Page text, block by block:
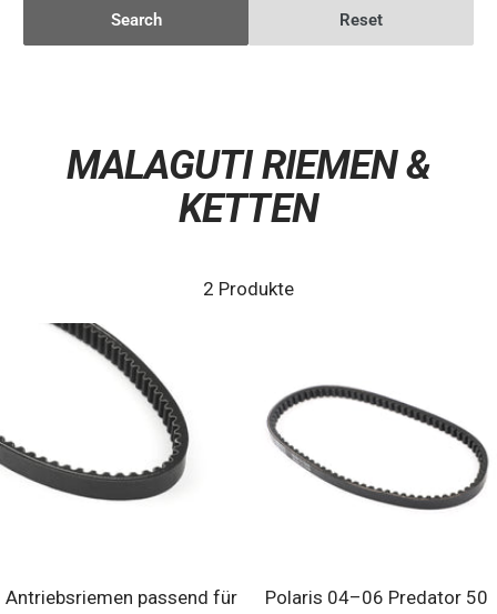
Search Reset
MALAGUTI RIEMEN &
KETTEN
2 Produkte
Antriebsriemen passend für
Polaris 04–06 Predator 50